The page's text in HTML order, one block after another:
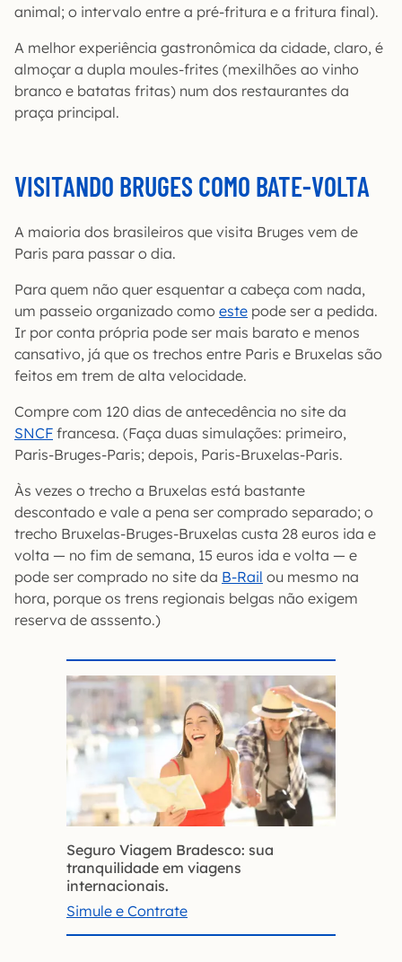
animal; o intervalo entre a pré-fritura e a fritura final).
A melhor experiência gastronômica da cidade, claro, é
almoçar a dupla moules-frites (mexilhões ao vinho
branco e batatas fritas) num dos restaurantes da
praça principal.
VISITANDO BRUGES COMO BATE-VOLTA
A maioria dos brasileiros que visita Bruges vem de
Paris para passar o dia.
Para quem não quer esquentar a cabeça com nada,
um passeio organizado como este pode ser a pedida.
Ir por conta própria pode ser mais barato e menos
cansativo, já que os trechos entre Paris e Bruxelas são
feitos em trem de alta velocidade.
Compre com 120 dias de antecedência no site da
SNCF francesa. (Faça duas simulações: primeiro,
Paris-Bruges-Paris; depois, Paris-Bruxelas-Paris.
Às vezes o trecho a Bruxelas está bastante
descontado e vale a pena ser comprado separado; o
trecho Bruxelas-Bruges-Bruxelas custa 28 euros ida e
volta — no fim de semana, 15 euros ida e volta — e
pode ser comprado no site da B-Rail ou mesmo na
hora, porque os trens regionais belgas não exigem
reserva de asssento.)
Seguro Viagem Bradesco: sua
tranquilidade em viagens
internacionais.
Simule e Contrate